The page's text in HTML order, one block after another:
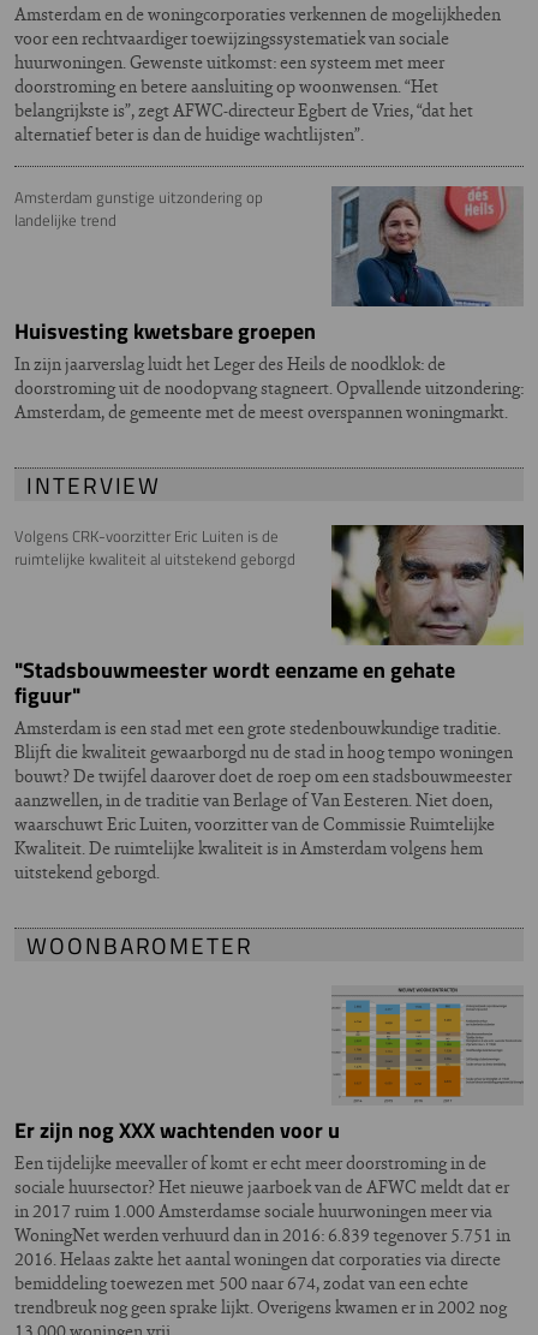
Amsterdam en de woningcorporaties verkennen de mogelijkheden
voor een rechtvaardiger toewijzingssystematiek van sociale
huurwoningen. Gewenste uitkomst: een systeem met meer
doorstroming en betere aansluiting op woonwensen. “Het
belangrijkste is”, zegt AFWC-directeur Egbert de Vries, “dat het
alternatief beter is dan de huidige wachtlijsten”.
Amsterdam gunstige uitzondering op
landelijke trend
Huisvesting kwetsbare groepen
In zijn jaarverslag luidt het Leger des Heils de noodklok: de
doorstroming uit de noodopvang stagneert. Opvallende uitzondering:
Amsterdam, de gemeente met de meest overspannen woningmarkt.
INTERVIEW
Volgens CRK-voorzitter Eric Luiten is de
ruimtelijke kwaliteit al uitstekend geborgd
"Stadsbouwmeester wordt eenzame en gehate
figuur"
Amsterdam is een stad met een grote stedenbouwkundige traditie.
Blijft die kwaliteit gewaarborgd nu de stad in hoog tempo woningen
bouwt? De twijfel daarover doet de roep om een stadsbouwmeester
aanzwellen, in de traditie van Berlage of Van Eesteren. Niet doen,
waarschuwt Eric Luiten, voorzitter van de Commissie Ruimtelijke
Kwaliteit. De ruimtelijke kwaliteit is in Amsterdam volgens hem
uitstekend geborgd.
WOONBAROMETER
Er zijn nog XXX wachtenden voor u
Een tijdelijke meevaller of komt er echt meer doorstroming in de
sociale huursector? Het nieuwe jaarboek van de AFWC meldt dat er
in 2017 ruim 1.000 Amsterdamse sociale huurwoningen meer via
WoningNet werden verhuurd dan in 2016: 6.839 tegenover 5.751 in
2016. Helaas zakte het aantal woningen dat corporaties via directe
bemiddeling toewezen met 500 naar 674, zodat van een echte
trendbreuk nog geen sprake lijkt. Overigens kwamen er in 2002 nog